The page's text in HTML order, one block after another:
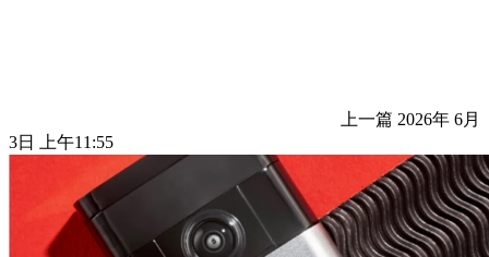
上一篇 2026年 6月
3日 上午11:55